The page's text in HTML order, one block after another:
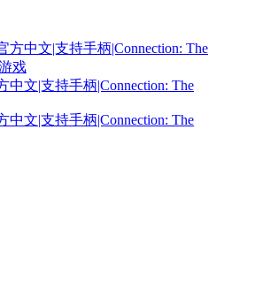
文|支持手柄|Connection: The
文|支持手柄|Connection: The